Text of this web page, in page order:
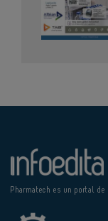
Pharmatech es un portal de